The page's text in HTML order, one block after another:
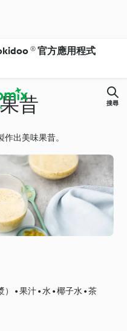
® 官方應用程式
搜尋
昔
出美味果昔。
• 果汁 • 水 • 椰子水 • 茶